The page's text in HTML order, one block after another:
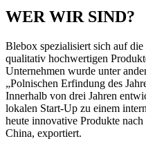
WER WIR SIND?
Blebox spezialisiert sich auf
qualitativ hochwertigen
Unternehmen wurde unter
„Polnischen Erfindung des
Innerhalb von drei Jahren
lokalen Start-Up zu einem
heute innovative Produkte
China, exportiert.